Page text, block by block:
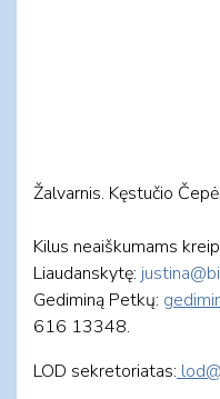
Žalvarnis. Kęstučio
Kilus neaiškumams
Liaudanskytę:
Gediminą Petkų:
616 13348.
LOD sekretoriatas: